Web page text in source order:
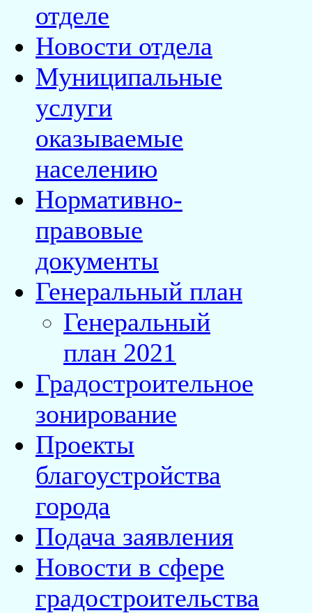
отделе
Новости отдела
Муниципальные
услуги
оказываемые
населению
Нормативно-
правовые
документы
Генеральный план
Генеральный
план 2021
Градостроительное
зонирование
Проекты
благоустройства
города
Подача заявления
Новости в сфере
градостроительства